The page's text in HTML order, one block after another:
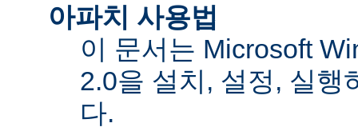
아파치 사용법
이 문서는 Microsoft
2.0을 설치, 설정, 실행
다.